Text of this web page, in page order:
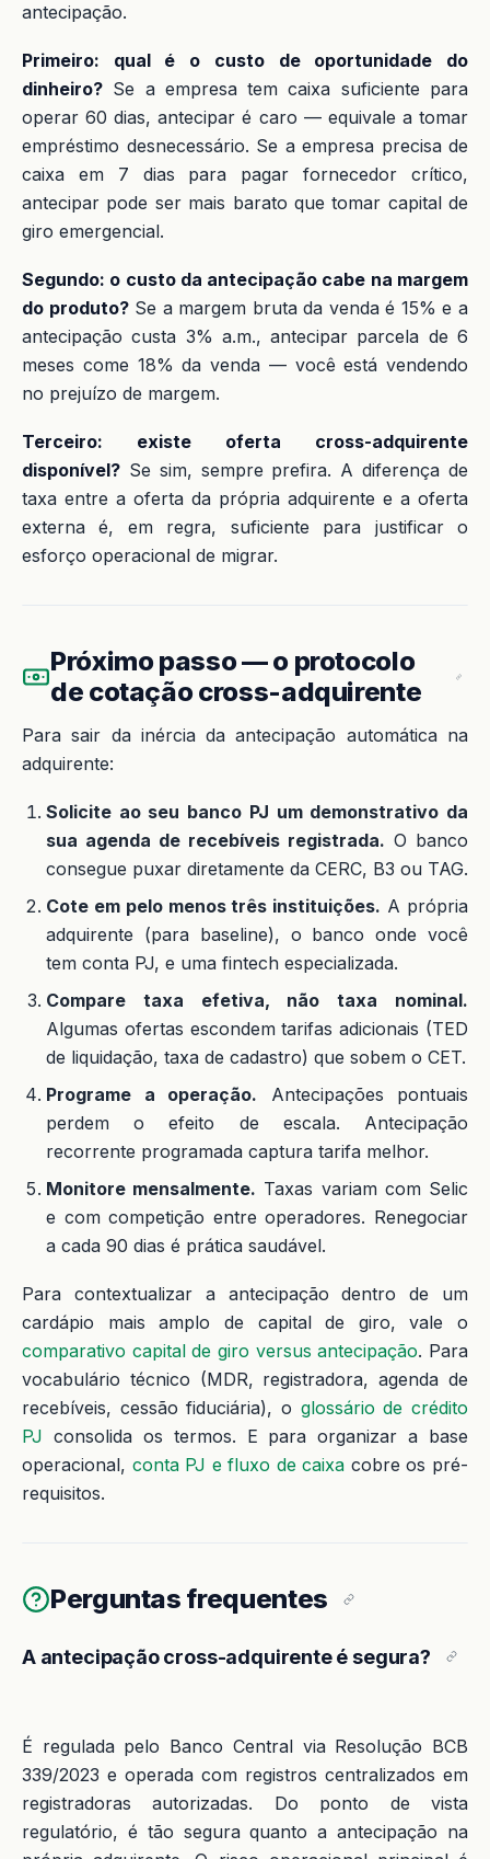
antecipação.
Primeiro: qual é o custo de oportunidade do
dinheiro? Se a empresa tem caixa suficiente para
operar 60 dias, antecipar é caro — equivale a tomar
empréstimo desnecessário. Se a empresa precisa de
caixa em 7 dias para pagar fornecedor crítico,
antecipar pode ser mais barato que tomar capital de
giro emergencial.
Segundo: o custo da antecipação cabe na margem
do produto?Se a margem bruta da venda é 15% e a
antecipação custa 3% a.m., antecipar parcela de 6
meses come 18% da venda — você está vendendo
no prejuízo de margem.
Terceiro: existe oferta cross-adquirente
disponível? Se sim, sempre prefira. A diferença de
taxa entre a oferta da própria adquirente e a oferta
externa é, em regra, suficiente para justificar o
esforço operacional de migrar.
Próximo passo — o protocolo
de cotação cross-adquirente
Para sair da inércia da antecipação automática na
adquirente:
Solicite ao seu banco PJ um demonstrativo da
sua agenda de recebíveis registrada. O banco
consegue puxar diretamente da CERC, B3 ou TAG.
Cote em pelo menos três instituições. A própria
adquirente (para baseline), o banco onde você
tem conta PJ, e uma fintech especializada.
Compare taxa efetiva, não taxa nominal.
Algumas ofertas escondem tarifas adicionais (TED
de liquidação, taxa de cadastro) que sobem o CET.
Programe a operação. Antecipações pontuais
perdem o efeito de escala. Antecipação
recorrente programada captura tarifa melhor.
Monitore mensalmente. Taxas variam com Selic
e com competição entre operadores. Renegociar
a cada 90 dias é prática saudável.
Para contextualizar a antecipação dentro de um
cardápio mais amplo de capital de giro, vale o
comparativo capital de giro versus antecipação. Para
vocabulário técnico (MDR, registradora, agenda de
recebíveis, cessão fiduciária), o glossário de crédito
PJ consolida os termos. E para organizar a base
operacional, conta PJ e fluxo de caixa cobre os pré-
requisitos.
Perguntas frequentes
A antecipação cross-adquirente é segura?
É regulada pelo Banco Central via Resolução BCB
339/2023 e operada com registros centralizados em
registradoras autorizadas. Do ponto de vista
regulatório, é tão segura quanto a antecipação na